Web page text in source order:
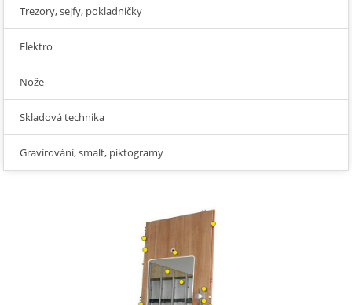
Trezory, sejfy, pokladničky
Elektro
Nože
Skladová technika
Gravírování, smalt, piktogramy